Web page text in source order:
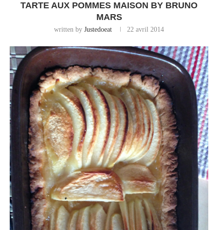
TARTE AUX POMMES MAISON BY BRUNO
MARS
written by Justedoeat 22 avril 2014